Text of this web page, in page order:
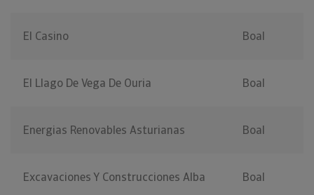
El Casino Boal
El Llago De Vega De Ouria Boal
Energias Renovables Asturianas Boal
Excavaciones Y Construcciones Alba Boal